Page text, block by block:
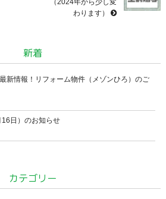
（2024年から少し変
わります）
新着
新情報！リフォーム物件（メゾンひろ）のご
日）のお知らせ
カテゴリー